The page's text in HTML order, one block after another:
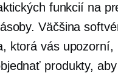
funkcií na
Väčšina
ktorá vás
produkty,